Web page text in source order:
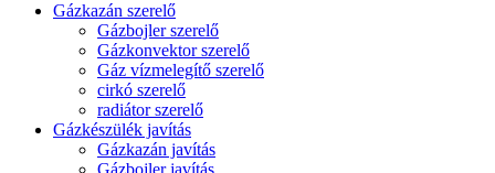
Gázkazán szerelő
Gázbojler szerelő
Gázkonvektor szerelő
Gáz vízmelegítő szerelő
cirkó szerelő
radiátor szerelő
Gázkészülék javítás
Gázkazán javítás
Gázbojler javítás